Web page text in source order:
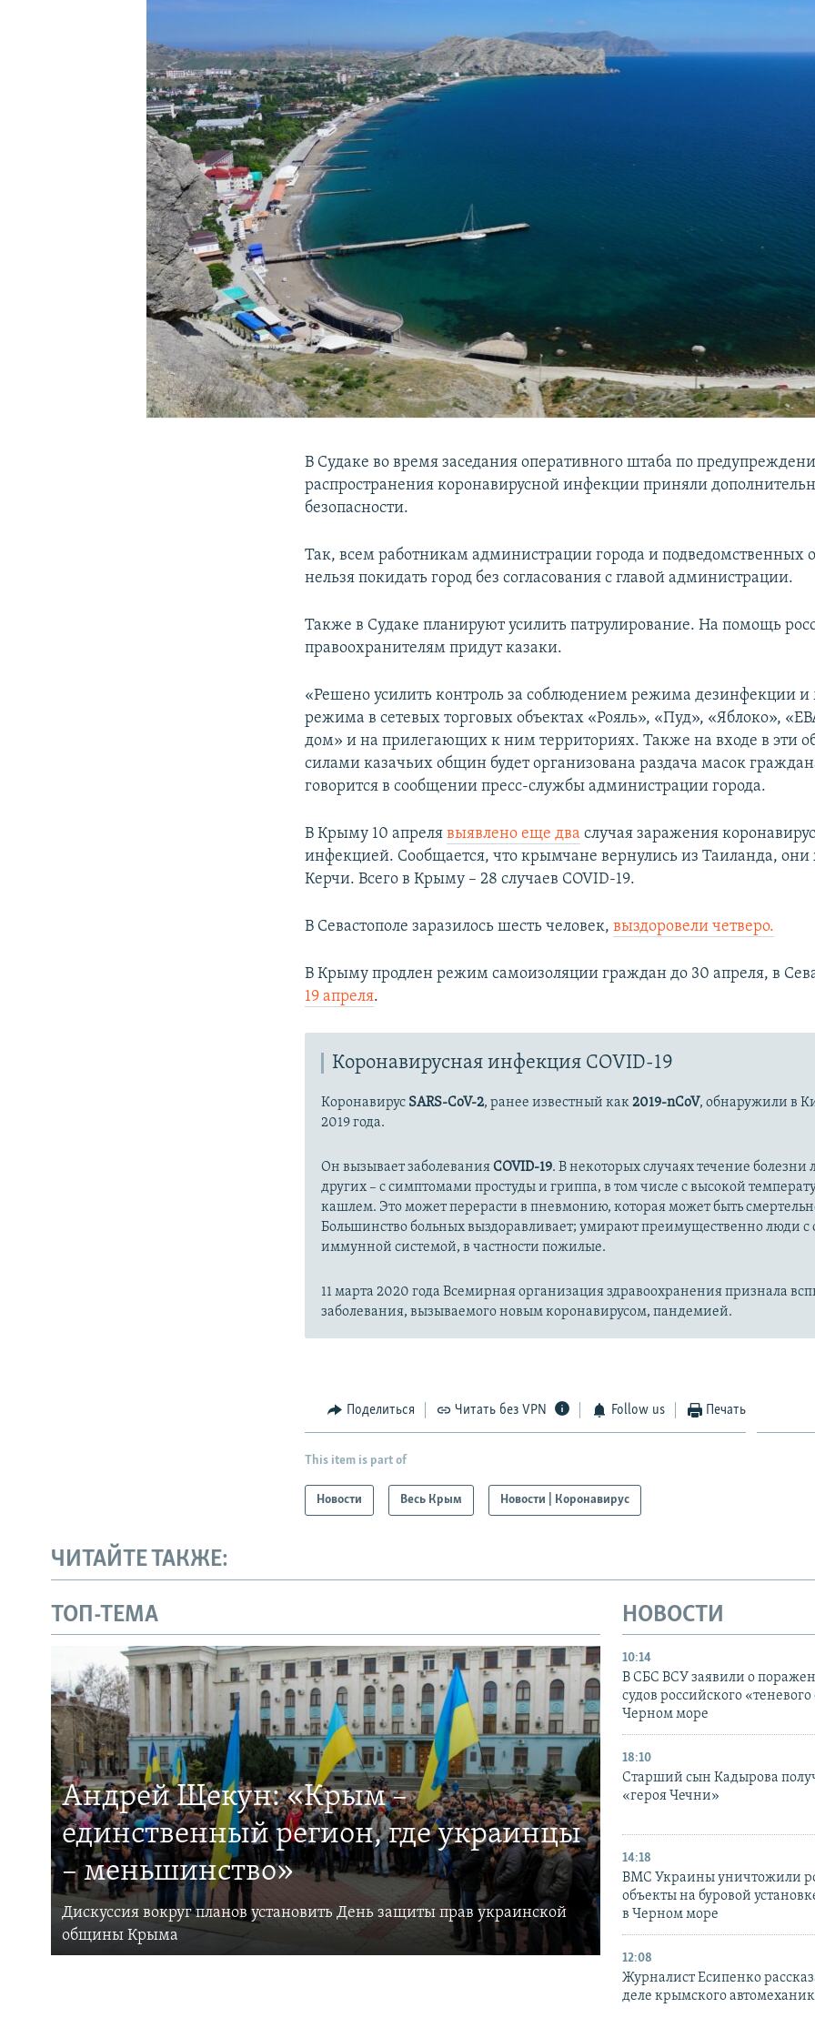
УКРАИНСКАЯ ПРОБЛЕМА КРЫМА
В Судаке во время заседания оперативного штаба по
распространения коронавирусной инфекции приняли
безопасности.
Так, всем работникам администрации города и подведомственных
нельзя покидать город без согласования с главой администрации.
Также в Судаке планируют усилить патрулирование. На помощь
правоохранителям придут казаки.
«Решено усилить контроль за соблюдением режима дезинфекции и
режима в сетевых торговых объектах «Рояль», «Пуд», «Яблоко»,
дом» и на прилегающих к ним территориях. Также на входе в эти
силами казачьих общин будет организована раздача масок
говорится в сообщении пресс-службы администрации города.
В Крыму 10 апрелявыявлено еще два случая заражения
инфекцией. Сообщается, что крымчане вернулись из Таиланда,
Керчи. Всего в Крыму – 28 случаев COVID-19.
В Севастополе заразилось шесть человек,выздоровели четверо.
В Крыму продлен режим самоизоляции граждан до 30 апреля, в
19 апреля.
Коронавирусная инфекция COVID-19
Коронавирус SARS-CoV-2, ранее известный как2019-nCoV, обнаружили в
2019 года.
Он вызывает заболеванияCOVID-19. В некоторых случаях течение болезни
других – с симптомами простуды и гриппа, в том числе с высокой
кашлем. Это может перерасти в пневмонию, которая может быть
Большинство больных выздоравливает; умирают преимущественно люди с
иммунной системой, в частности пожилые.
11 марта 2020 года Всемирная организация здравоохранения признала
заболевания, вызываемого новым коронавирусом, пандемией.
Поделиться Читать без VPN Follow us Печать
This item is part of
Новости Весь Крым Новости | Коронавирус
ЧИТАЙТЕ ТАКЖЕ:
ТОП-ТЕМА
Андрей Щекун: «Крым –
единственный регион, где украинцы
– меньшинство»
Дискуссия вокруг планов установить День защиты прав украинской
общины Крыма
НОВОСТИ
10:14
В СБС ВСУ заявили о
судов российского «теневого
Черном море
18:10
Старший сын Кадырова
«героя Чечни»
14:18
ВМС Украины уничтожили
объекты на буровой
в Черном море
12:08
Журналист Есипенко
деле крымского